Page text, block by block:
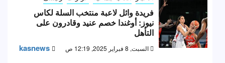
فريدة وائل لاعبة منتخب السلة لكاس
نيوز: أوغندا خصم عنيد وقادرون على
التأهل
السبت, 8 فبراير 2025, 12:19 ص kasnews